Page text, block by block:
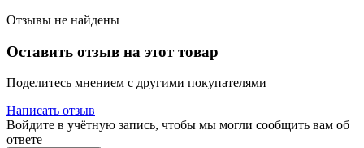
Отзывы не найдены
Оставить отзыв на этот товар
Поделитесь мнением с другими покупателями
Написать отзыв
Войдите в учётную запись, чтобы мы могли сообщить вам об
ответе